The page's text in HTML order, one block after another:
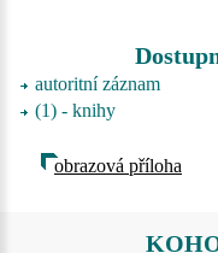
autoritní záznam
(1) - knihy
obrazová příloha